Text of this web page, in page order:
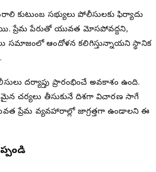
కుటుంబ సభ్యులు పోలీసులకు ఫిర్యాదు
ప్రేమ పేరుతో యువత మోసపోవద్దని,
సమాజంలో ఆందోళన కలిగిస్తున్నాయని స్థానిక
దర్యాప్తు ప్రారంభించే అవకాశం ఉంది.
చర్యలు తీసుకునే దిశగా విచారణ సాగే
ప్రేమ వ్యవహారాల్లో జాగ్రత్తగా ఉండాలని ఈ